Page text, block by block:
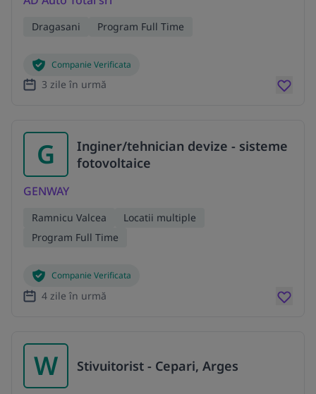
Dragasani Program Full Time
Companie Verificata
3 zile în urmă
G
Inginer/tehnician devize - sisteme
fotovoltaice
GENWAY
Ramnicu Valcea
Locatii multiple
Program Full Time
Companie Verificata
4 zile în urmă
W Stivuitorist - Cepari, Arges